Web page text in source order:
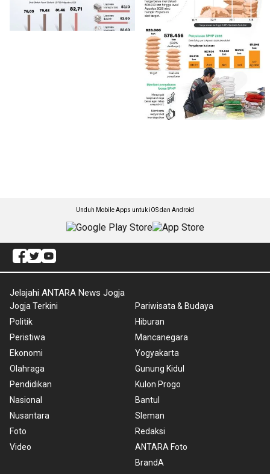
Unduh Mobile Apps untuk iOS dan Android
Jelajahi ANTARA News Jogja
Jogja Terkini
Politik
Peristiwa
Ekonomi
Olahraga
Pendidikan
Nasional
Nusantara
Foto
Video
Pariwisata & Budaya
Hiburan
Mancanegara
Yogyakarta
Gunung Kidul
Kulon Progo
Bantul
Sleman
Redaksi
ANTARA Foto
BrandA